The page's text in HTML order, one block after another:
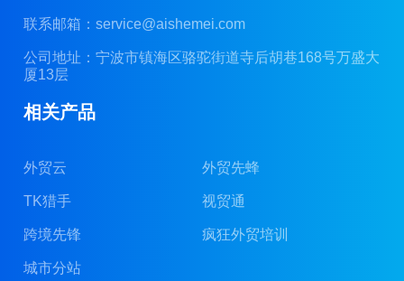
联系邮箱：service@aishemei.com
公司地址：宁波市镇海区骆驼街道寺后胡巷168号万盛大
厦13层
相关产品
外贸云 外贸先蜂
TK猎手 视贸通
跨境先锋 疯狂外贸培训
城市分站